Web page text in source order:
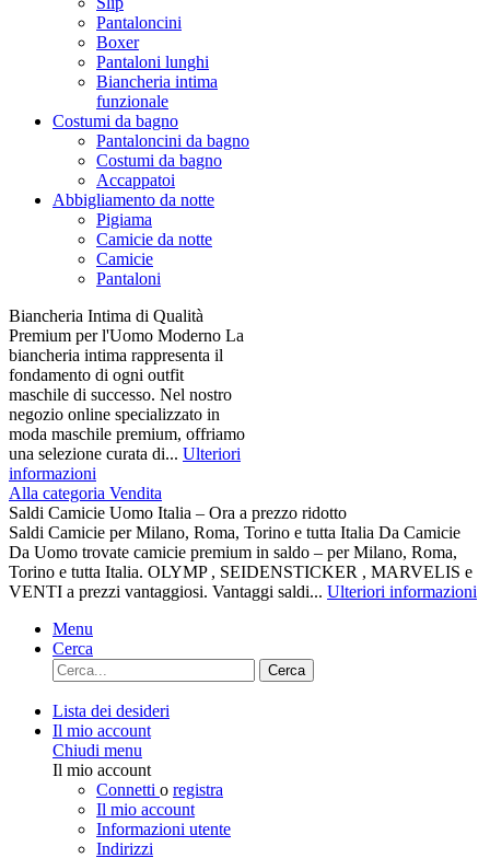
Pantaloncini
Boxer
Pantaloni lunghi
Biancheria intima
funzionale
Costumi da bagno
Pantaloncini da bagno
Costumi da bagno
Accappatoi
Abbigliamento da notte
Pigiama
Camicie da notte
Camicie
Pantaloni
Biancheria Intima di Qualità
Premium per l'Uomo Moderno La
biancheria intima rappresenta il
fondamento di ogni outfit
maschile di successo. Nel nostro
negozio online specializzato in
moda maschile premium, offriamo
una selezione curata di... Ulteriori
informazioni
Alla categoria Vendita
Saldi Camicie Uomo Italia – Ora a prezzo ridotto
Saldi Camicie per Milano, Roma, Torino e tutta Italia Da Camicie
Da Uomo trovate camicie premium in saldo – per Milano, Roma,
Torino e tutta Italia. OLYMP , SEIDENSTICKER , MARVELIS e
VENTI a prezzi vantaggiosi. Vantaggi saldi... Ulteriori informazioni
Menu
Cerca
Cerca
Lista dei desideri
Il mio account
Chiudi menu
Il mio account
Connetti o registra
Il mio account
Informazioni utente
Indirizzi